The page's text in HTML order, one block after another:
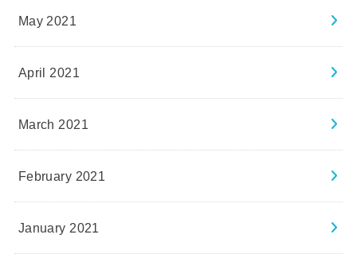
May 2021
April 2021
March 2021
February 2021
January 2021